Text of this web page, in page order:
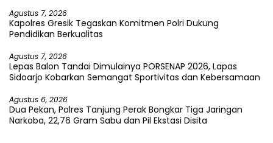
Agustus 7, 2026
Kapolres Gresik Tegaskan Komitmen Polri Dukung
Pendidikan Berkualitas
Agustus 7, 2026
Lepas Balon Tandai Dimulainya PORSENAP 2026, Lapas
Sidoarjo Kobarkan Semangat Sportivitas dan Kebersamaan
Agustus 6, 2026
Dua Pekan, Polres Tanjung Perak Bongkar Tiga Jaringan
Narkoba, 22,76 Gram Sabu dan Pil Ekstasi Disita